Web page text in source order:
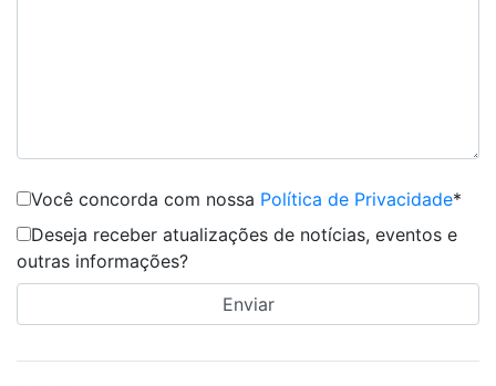
Você concorda com nossa Política de Privacidade*
Deseja receber atualizações de notícias, eventos e
outras informações?